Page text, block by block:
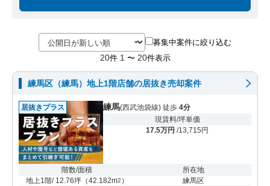
募集中案件に絞り込む
20件 1 〜 20件表示
練馬区（練馬）地上1階店舗の居抜き売却案件
居抜きプラス 練馬(西武池袋線) 徒歩 4分
現賃料/坪単価
17.5万円 /13,715円
階数/面積
地上1階/ 12.76坪（42.182m2 ）
所在地
練馬区